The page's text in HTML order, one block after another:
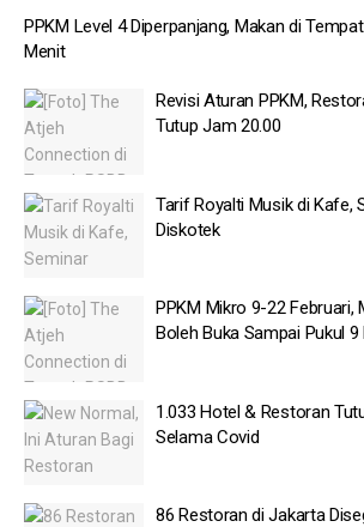
PPKM Level 4 Diperpanjang, Makan di
Menit
Revisi Aturan PPKM,
Tutup Jam 20.00
Tarif Royalti Musik di Kafe,
Diskotek
PPKM Mikro 9-22 Februari,
Boleh Buka Sampai Pukul 9
1.033 Hotel & Restoran
Selama Covid
86 Restoran di Jakarta